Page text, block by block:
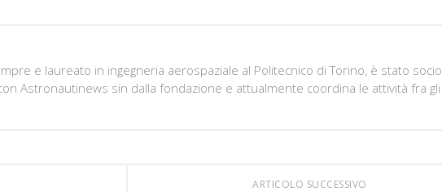
e laureato in ingegneria aerospaziale al Politecnico di Torino, è stato socio
Astronautinews sin dalla fondazione e attualmente coordina le attività fra gli
ARTICOLO SUCCESSIVO